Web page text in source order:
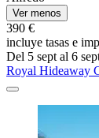
Ver menos
390 €
incluye tasas e
Del 5 sept al 6
Royal Hideaway